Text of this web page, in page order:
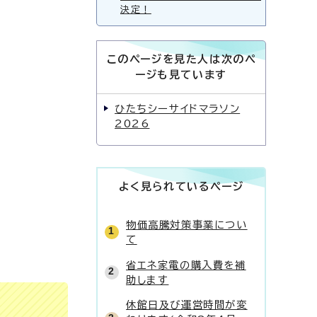
決定！
このページを見た人は次のペ
ージも見ています
ひたちシーサイドマラソン
2026
よく見られているページ
物価高騰対策事業につい
て
省エネ家電の購入費を補
助します
休館日及び運営時間が変